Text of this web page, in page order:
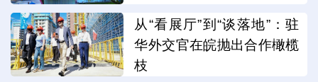
从“看展厅”到“谈落地”：驻
华外交官在皖抛出合作橄榄
枝